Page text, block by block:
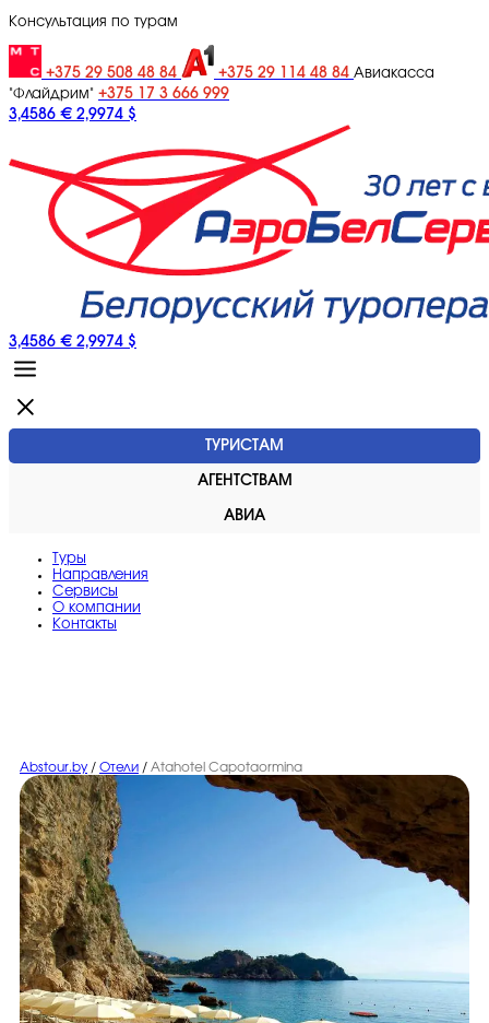
Консультация по турам
+375 29 508 48 84 +375 29 114 48 84 Авиакасса
"Флайдрим" +375 17 3 666 999
3,4586 € 2,9974 $
3,4586 € 2,9974 $
ТУРИСТАМ
АГЕНТСТВАМ
АВИА
Туры
Направления
Сервисы
O компании
Контакты
Abstour.by / Отели / Atahotel Capotaormina